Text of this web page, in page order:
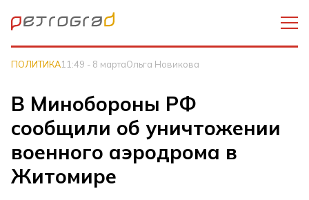
ПОЛИТИКА11:49 - 8 мартаОльга Новикова
В Минобороны РФ
сообщили об уничтожении
военного аэродрома в
Житомире